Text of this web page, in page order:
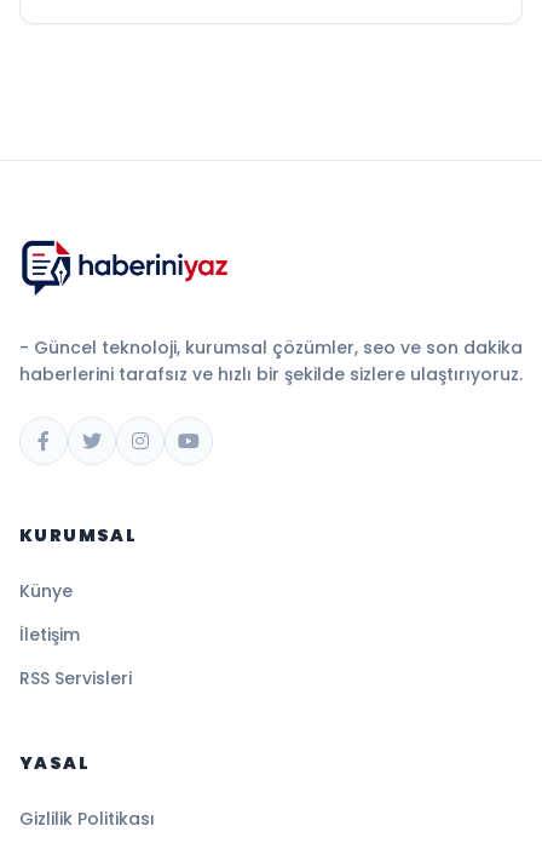
- Güncel teknoloji, kurumsal çözümler, seo ve son dakika
haberlerini tarafsız ve hızlı bir şekilde sizlere ulaştırıyoruz.
KURUMSAL
Künye
İletişim
RSS Servisleri
YASAL
Gizlilik Politikası